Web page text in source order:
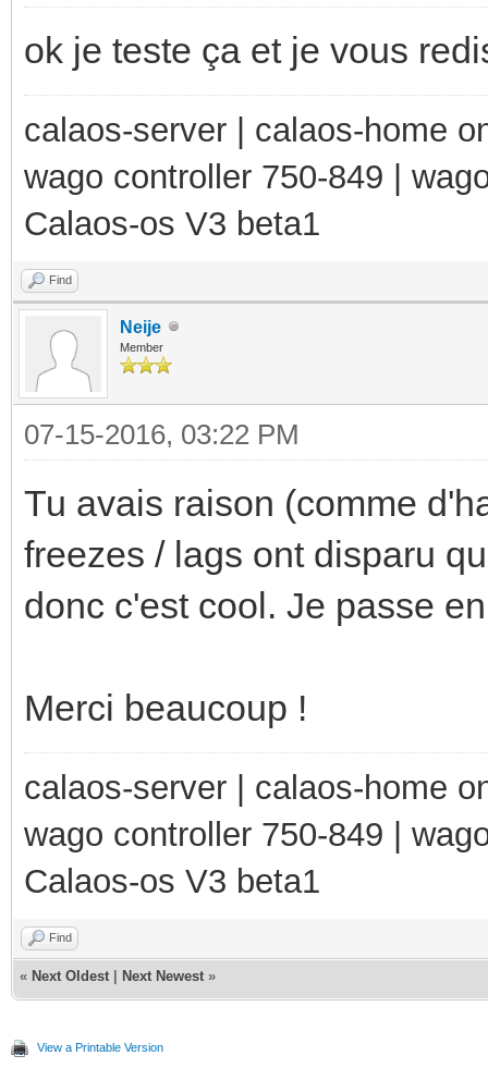
ok je teste ça et je vous
calaos-server | calaos-home
wago controller 750-849 |
Calaos-os V3 beta1
Find
Neije
Member
07-15-2016, 03:22 PM
Tu avais raison (comme
freezes / lags ont disparu
donc c'est cool. Je passe
Merci beaucoup !
calaos-server | calaos-home
wago controller 750-849 |
Calaos-os V3 beta1
Find
« Next Oldest Next Newest »
View a Printable Version